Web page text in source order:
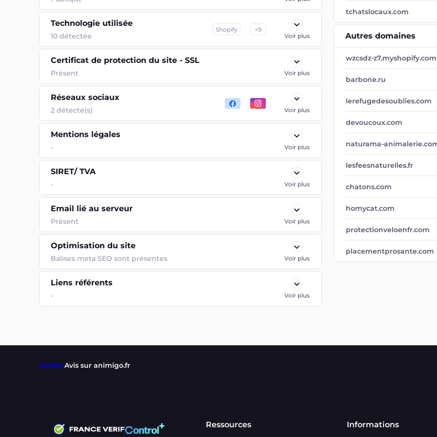
Technologie utilisée
10 détectée
Shopify +9
Voir plus
Certificat de protection du site - SSL
Présent Voir plus
Réseaux sociaux
2 détecté(s) Voir plus
Mentions légales
- Voir plus
SIRET/ TVA
- Voir plus
Email lié au serveur
Présent Voir plus
Optimisation du site
Balises meta SEO sont présentes Voir plus
Liens référents
- Voir plus
tchatslocaux.com
Autres domaines
wzcsdz-z7.myshopify.com
barbone.ru
lerefugedesoublies.com
devoucoux.com
naturama-
lesfeesnaturelles.fr
chatons.com
homycat.com
protectionveloenfr.com
placementprosante.com
VerifierAvis sur animigo.fr
Ressources Informations